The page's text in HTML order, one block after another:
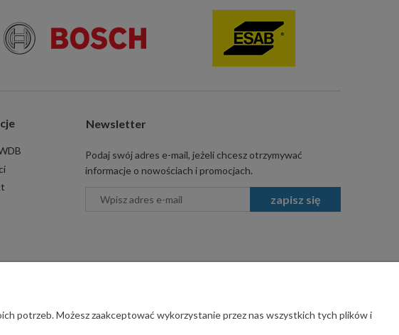
Newsletter
Podaj swój adres e-mail, jeżeli chcesz otrzymywać
informacje o nowościach i promocjach.
zapisz się
potrzeb. Możesz zaakceptować wykorzystanie przez nas wszystkich tych plików i